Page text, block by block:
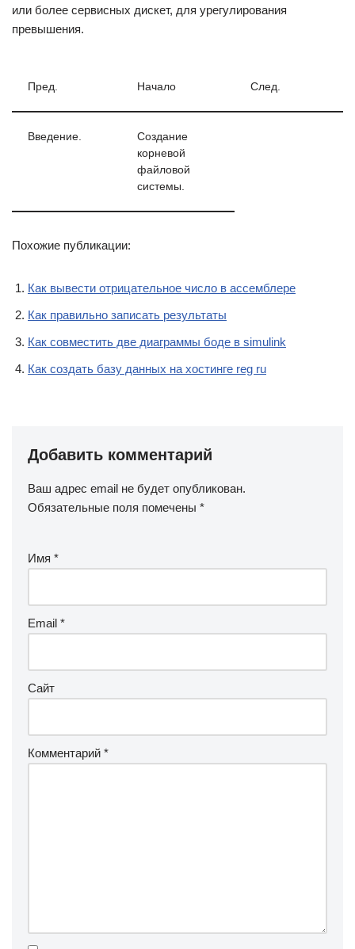
или более сервисных дискет, для урегулирования
превышения.
Пред. Начало След.
Введение.
Создание
корневой
файловой
системы.
Похожие публикации:
Как вывести отрицательное число в ассемблере
Как правильно записать результаты
Как совместить две диаграммы боде в simulink
Как создать базу данных на хостинге reg ru
Добавить комментарий
Ваш адрес email не будет опубликован.
Обязательные поля помечены *
Имя *
Email *
Сайт
Комментарий *